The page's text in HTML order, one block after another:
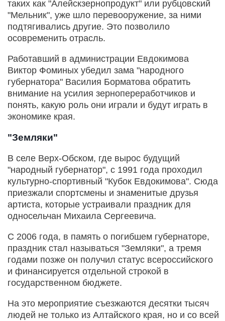
таких как "Алейскзернопродукт" или рубцовский
"Мельник", уже шло перевооружение, за ними
подтягивались другие. Это позволило
осовременить отрасль.
Работавший в администрации Евдокимова
Виктор Фоминых убедил зама "народного
губернатора" Василия Борматова обратить
внимание на усилия зернопереработчиков и
понять, какую роль они играли и будут играть в
экономике края.
"Земляки"
В селе Верх-Обском, где вырос будущий
"народный губернатор", с 1991 года проходил
культурно-спортивный "Кубок Евдокимова". Сюда
приезжали спортсмены и знаменитые друзья
артиста, которые устраивали праздник для
односельчан Михаила Сергеевича.
С 2006 года, в память о погибшем губернаторе,
праздник стал называться "Земляки", а тремя
годами позже он получил статус всероссийского
и финансируется отдельной строкой в
государственном бюджете.
На это мероприятие съезжаются десятки тысяч
людей не только из Алтайского края, но и со всей